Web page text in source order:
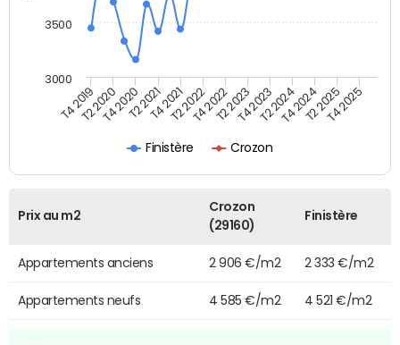
Finistère Crozon
T4 2019T2 2020T4 2020T2 2021T4 2021T2 2022T4 2022T2 2023T4 2023T2 2024T4 2024T2 2025T4 2025
3000
3500
Prix au m2
Crozon
(29160)
Finistère
Appartements anciens 2 906 €/m2 2 333 €/m2
Appartements neufs 4 585 €/m2 4 521 €/m2